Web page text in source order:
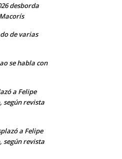
desborda
de varias
se habla con
a Felipe
según revista
a Felipe
según revista